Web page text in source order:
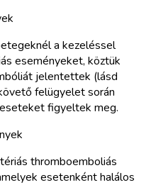
a kezeléssel
eseményeket, köztük
jelentettek (lásd
felügyelet során
figyeltek meg.
thromboemboliás
esetenként halálos